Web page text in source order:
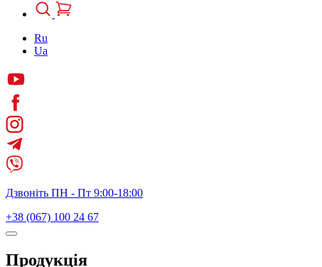
Ru
Ua
Дзвоніть ПН - Пт 9:00-18:00
+38 (067) 100 24 67
Продукція